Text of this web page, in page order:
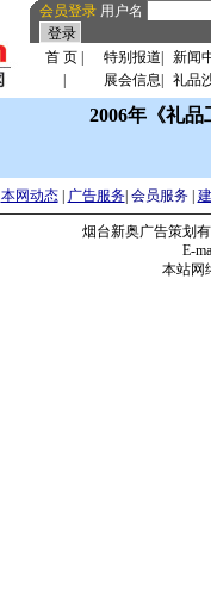
会员登录 用户名
首 页 特别报道
新闻
展会信息 礼品
2006年《礼
本网动态| 广告服务| 会员服务|
烟台新奥广告策划
E-
本站网